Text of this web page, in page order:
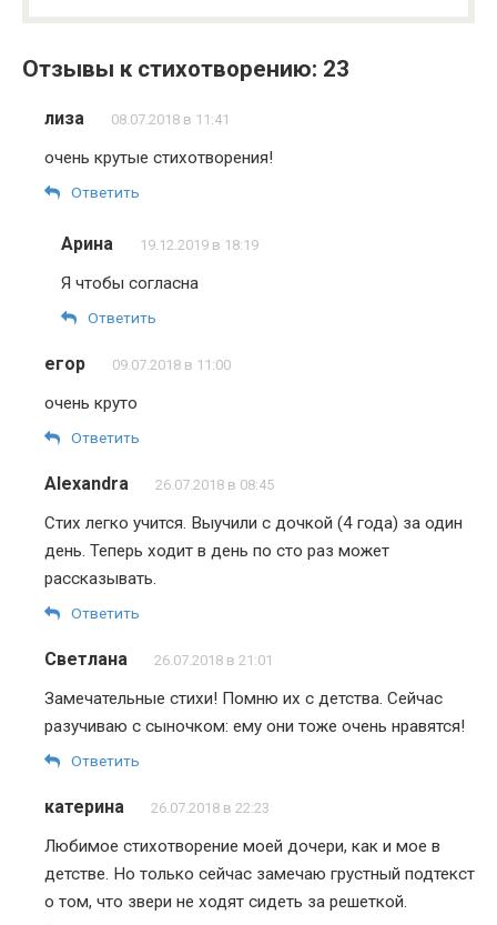
Отзывы к стихотворению: 23
лиза 08.07.2018 в 11:41
очень крутые стихотворения!
Ответить
Арина 19.12.2019 в 18:19
Я чтобы согласна
Ответить
егор 09.07.2018 в 11:00
очень круто
Ответить
Alexandra 26.07.2018 в 08:45
Стих легко учится. Выучили с дочкой (4 года) за один
день. Теперь ходит в день по сто раз может
рассказывать.
Ответить
Светлана 26.07.2018 в 21:01
Замечательные стихи! Помню их с детства. Сейчас
разучиваю с сыночком: ему они тоже очень нравятся!
Ответить
катерина 26.07.2018 в 22:23
Любимое стихотворение моей дочери, как и мое в
детстве. Но только сейчас замечаю грустный подтекст
о том, что звери не ходят сидеть за решеткой.